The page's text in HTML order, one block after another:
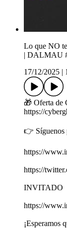
Lo que NO
| DALMAU
17/12/2025
🎁 Oferta de
https://
👉 Síguenos
https://
https://
INVITADO
https://
¡Esperamos